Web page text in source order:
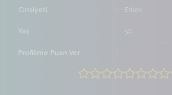
Cinsiyeti Erkek
Yaş 50
Profilime Puan Ver